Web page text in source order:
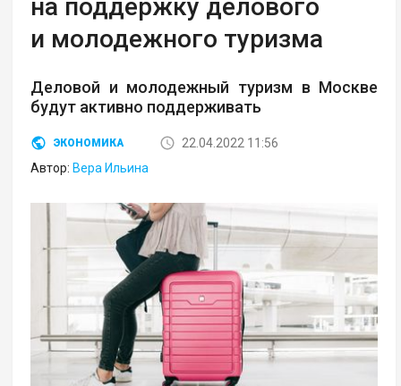
на поддержку делового
и молодежного туризма
Деловой и молодежный туризм в Москве
будут активно поддерживать
ЭКОНОМИКА
22.04.2022 11:56
Автор: Вера Ильина